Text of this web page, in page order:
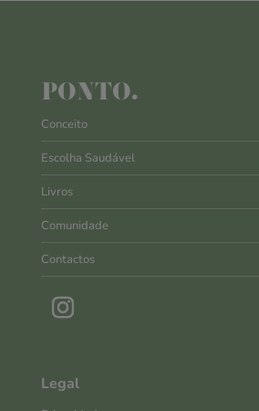
PONTO.
Conceito
Escolha Saudável
Livros
Comunidade
Contactos
Legal